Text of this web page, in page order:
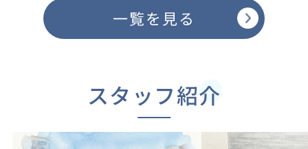
2026.02.02
【1月度】福岡店 市況レポート
【12月度】福岡店 市況レポート
一覧を見る
スタッフ紹介